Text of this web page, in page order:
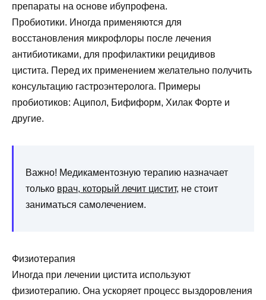
препараты на основе ибупрофена.
Пробиотики. Иногда применяются для
восстановления микрофлоры после лечения
антибиотиками, для профилактики рецидивов
цистита. Перед их применением желательно получить
консультацию гастроэнтеролога. Примеры
пробиотиков: Аципол, Бифиформ, Хилак Форте и
другие.
Важно! Медикаментозную терапию назначает
только врач, который лечит цистит, не стоит
заниматься самолечением.
Физиотерапия
Иногда при лечении цистита используют
физиотерапию. Она ускоряет процесс выздоровления